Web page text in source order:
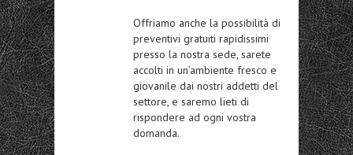
Offriamo anche la possibilità di
preventivi gratuiti rapidissimi
presso la nostra sede, sarete
accolti in un’ambiente fresco e
giovanile dai nostri addetti del
settore, e saremo lieti di
rispondere ad ogni vostra
domanda.